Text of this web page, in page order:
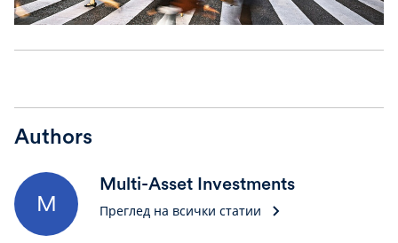
Authors
M
Multi-Asset Investments
Преглед на всички статии